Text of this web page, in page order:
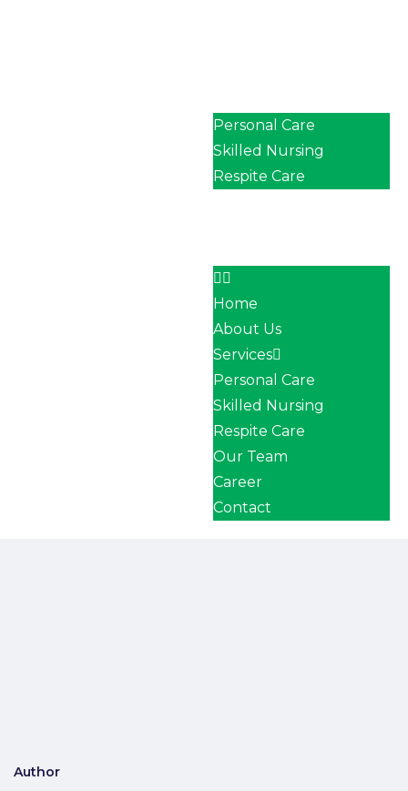
Personal Care
Skilled Nursing
Respite Care
Home
About Us
Services
Personal Care
Skilled Nursing
Respite Care
Our Team
Career
Contact
Author